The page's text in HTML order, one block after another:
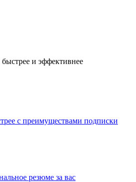
и эффективнее
с преимуществами подписки
резюме за вас